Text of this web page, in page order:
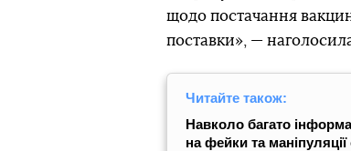
щодо постачання
поставки», —
Читайте також:
Навколо багато
на фейки та